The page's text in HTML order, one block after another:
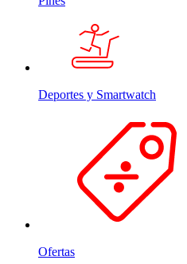
Deportes y Smartwatch
Ofertas